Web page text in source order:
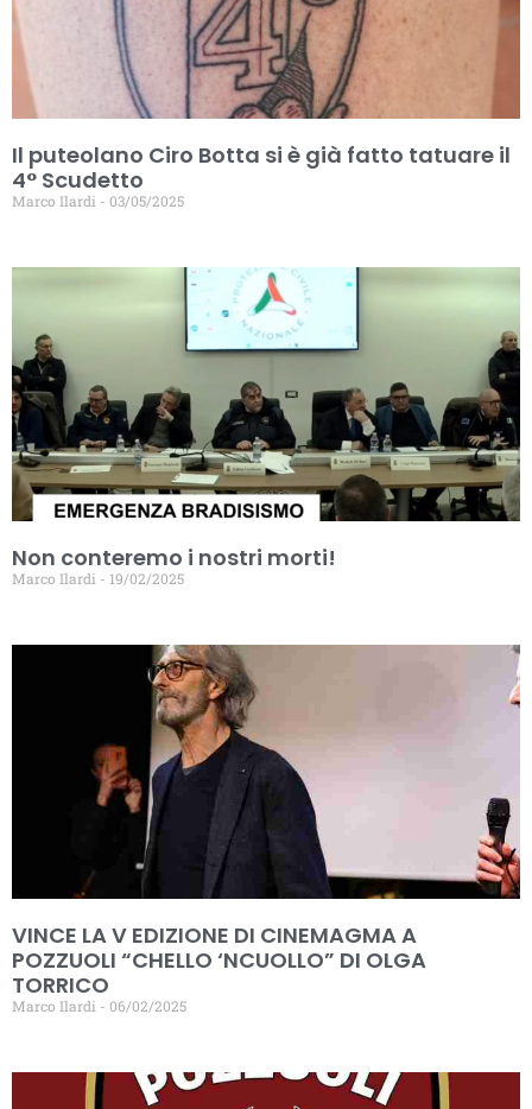
Il puteolano Ciro Botta si è già fatto tatuare il
4° Scudetto
Marco Ilardi 03/05/2025
Non conteremo i nostri morti!
Marco Ilardi 19/02/2025
VINCE LA V EDIZIONE DI CINEMAGMA A
POZZUOLI “CHELLO ‘NCUOLLO” DI OLGA
TORRICO
Marco Ilardi 06/02/2025